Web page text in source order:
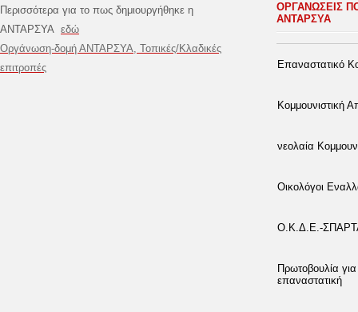
Περισσότερα για το πως δημιουργήθηκε η
ΑΝΤΑΡΣΥΑ εδώ
Οργάνωση-δομή ΑΝΤΑΡΣΥΑ, Τοπικές/Κλαδικές
επιτροπές
ΟΡΓΑΝΩΣΕΙΣ
ΑΝΤΑΡΣΥΑ
Επαναστατικό
Κομμουνιστική
νεολαία
Οικολόγοι
Ο.Κ.Δ.Ε.-
Πρωτοβουλία
επαναστατική